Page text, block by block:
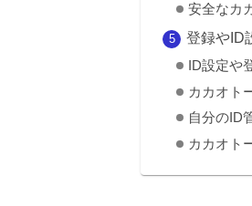
安全なカ
登録やID
ID設定や
カカオト
自分のID
カカオト